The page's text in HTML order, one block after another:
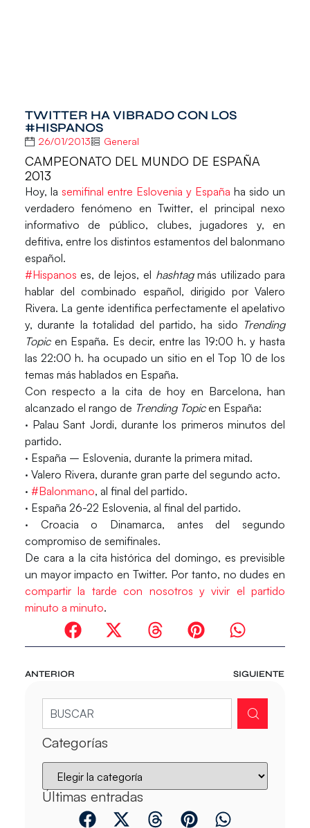
TWITTER HA VIBRADO CON LOS
#HISPANOS
26/01/2013 General
CAMPEONATO DEL MUNDO DE ESPAÑA
2013
Hoy, la semifinal entre Eslovenia y España ha sido un
verdadero fenómeno en Twitter, el principal nexo
informativo de público, clubes, jugadores y, en
defitiva, entre los distintos estamentos del balonmano
español.
#Hispanos es, de lejos, el hashtagmás utilizado para
hablar del combinado español, dirigido por Valero
Rivera. La gente identifica perfectamente el apelativo
y, durante la totalidad del partido, ha sido Trending
Topicen España. Es decir, entre las 19:00 h. y hasta
las 22:00 h. ha ocupado un sitio en el Top 10 de los
temas más hablados en España.
Con respecto a la cita de hoy en Barcelona, han
alcanzado el rango de Trending Topicen España:
· Palau Sant Jordi, durante los primeros minutos del
partido.
· España – Eslovenia, durante la primera mitad.
· Valero Rivera, durante gran parte del segundo acto.
· #Balonmano, al final del partido.
· España 26-22 Eslovenia, al final del partido.
· Croacia o Dinamarca, antes del segundo
compromiso de semifinales.
De cara a la cita histórica del domingo, es previsible
un mayor impacto en Twitter. Por tanto, no dudes en
compartir la tarde con nosotros y vivir el partido
minuto a minuto.
ANTERIOR SIGUIENTE
Categorías
Últimas entradas